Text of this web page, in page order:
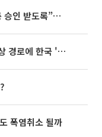
김정관 장관 “반도체 성과급, 주총 승인 받도록”…상법·자본시장법 개정 시사
태풍 '돌핀' 이어 '찬홈' 등장…예상 경로에 한국 '한숨'
폭염취소 될까